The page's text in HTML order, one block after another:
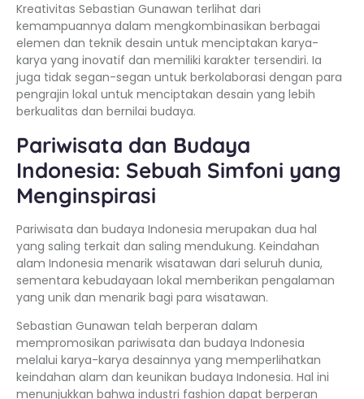
Kreativitas Sebastian Gunawan terlihat dari
kemampuannya dalam mengkombinasikan berbagai
elemen dan teknik desain untuk menciptakan karya-
karya yang inovatif dan memiliki karakter tersendiri. Ia
juga tidak segan-segan untuk berkolaborasi dengan para
pengrajin lokal untuk menciptakan desain yang lebih
berkualitas dan bernilai budaya.
Pariwisata dan Budaya
Indonesia: Sebuah Simfoni yang
Menginspirasi
Pariwisata dan budaya Indonesia merupakan dua hal
yang saling terkait dan saling mendukung. Keindahan
alam Indonesia menarik wisatawan dari seluruh dunia,
sementara kebudayaan lokal memberikan pengalaman
yang unik dan menarik bagi para wisatawan.
Sebastian Gunawan telah berperan dalam
mempromosikan pariwisata dan budaya Indonesia
melalui karya-karya desainnya yang memperlihatkan
keindahan alam dan keunikan budaya Indonesia. Hal ini
menunjukkan bahwa industri fashion dapat berperan